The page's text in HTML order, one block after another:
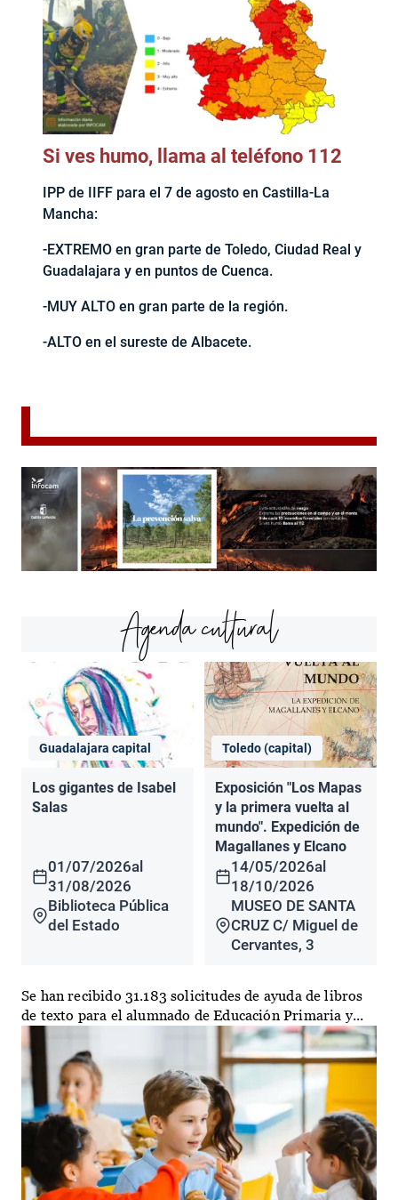
Si ves humo, llama al teléfono 112
IPP de IIFF para el 7 de agosto en Castilla-La
Mancha:
-EXTREMO en gran parte de Toledo, Ciudad Real y
Guadalajara y en puntos de Cuenca.
-MUY ALTO en gran parte de la región.
-ALTO en el sureste de Albacete.
Agenda cultural
Guadalajara capital
Los gigantes de Isabel
Salas
01/07/2026al
31/08/2026
Biblioteca Pública
del Estado
Toledo (capital)
Exposición "Los Mapas
y la primera vuelta al
mundo". Expedición de
Magallanes y Elcano
14/05/2026al
18/10/2026
MUSEO DE SANTA
CRUZ C/ Miguel de
Cervantes, 3
Se han recibido 31.183 solicitudes de ayuda de libros
de texto para el alumnado de Educación Primaria y...